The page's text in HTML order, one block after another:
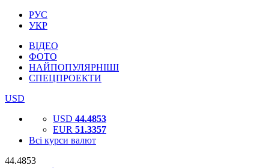
РУС
УКР
ВІДЕО
ФОТО
НАЙПОПУЛЯРНІШІ
СПЕЦПРОЕКТИ
USD
USD 44.4853
EUR 51.3357
Всі курси валют
44.4853